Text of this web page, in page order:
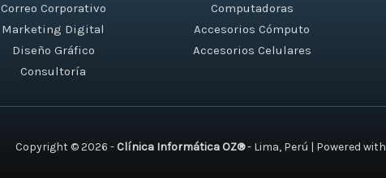
Correo Corporativo
Marketing Digital
Diseño Gráfico
Consultoría
Computadoras
Accesorios Cómputo
Accesorios Celulares
Copyright © 2026 - Clínica Informática OZ®- Lima, Perú | Powered with